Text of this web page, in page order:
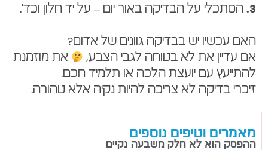
3. הסתכלי על הבדיקה באור יום – על יד חלון וכד'.
האם עכשיו יש בבדיקה גוונים של אדום?
אם עדיין את לא בטוחה לגבי הצבע,
את מוזמנת
להתייעץ עם יועצת הלכה או תלמיד חכם.
זיכרי בדיקה לא צריכה להיות נקיה אלא טהורה.
מאמרים וטיפים נוספים
ההפסק הוא לא חלק משבעה נקיים